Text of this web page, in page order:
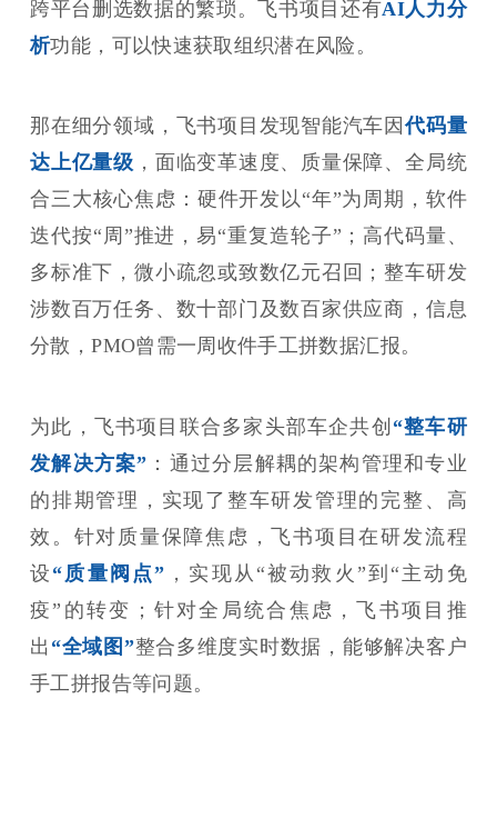
跨平台删选数据的繁琐。飞书项目还有AI人力分
析功能，可以快速获取组织潜在风险。
那在细分领域，飞书项目发现智能汽车因代码量
达上亿量级 ，面临变革速度、质量保障、全局统
合三大核心焦虑：硬件开发以“年”为周期，软件
迭代按“周”推进，易“重复造轮子”；高代码量、
多标准下，微小疏忽或致数亿元召回；整车研发
涉数百万任务、数十部门及数百家供应商，信息
分散，PMO曾需一周收件手工拼数据汇报。
为此，飞书项目联合多家头部车企共创 “整车研
发解决方案” ：通过分层解耦的架构管理和专业
的排期管理，实现了整车研发管理的完整、高
效。针对质量保障焦虑，飞书项目在研发流程
设 “质量阀点” ，实现从“被动救火”到“主动免
疫”的转变；针对全局统合焦虑，飞书项目推
出 “全域图”整合多维度实时数据，能够解决客户
手工拼报告等问题。